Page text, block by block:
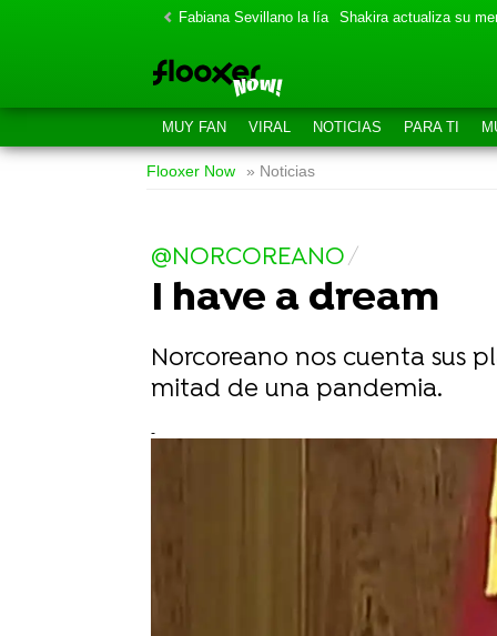
Fabiana Sevillano la lía Shakira actualiza su
MUY FAN VIRAL NOTICIAS PARA TI
Flooxer Now » Noticias
@NORCOREANO
I have a dream
Norcoreano nos cuenta sus
mitad de una pandemia.
-